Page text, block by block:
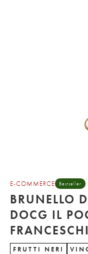
E-COMMERCE Bestseller
BRUNELLO
DOCG IL
FRUTTI NERI